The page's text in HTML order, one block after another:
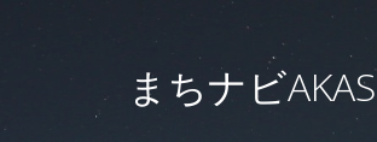
まちナビ